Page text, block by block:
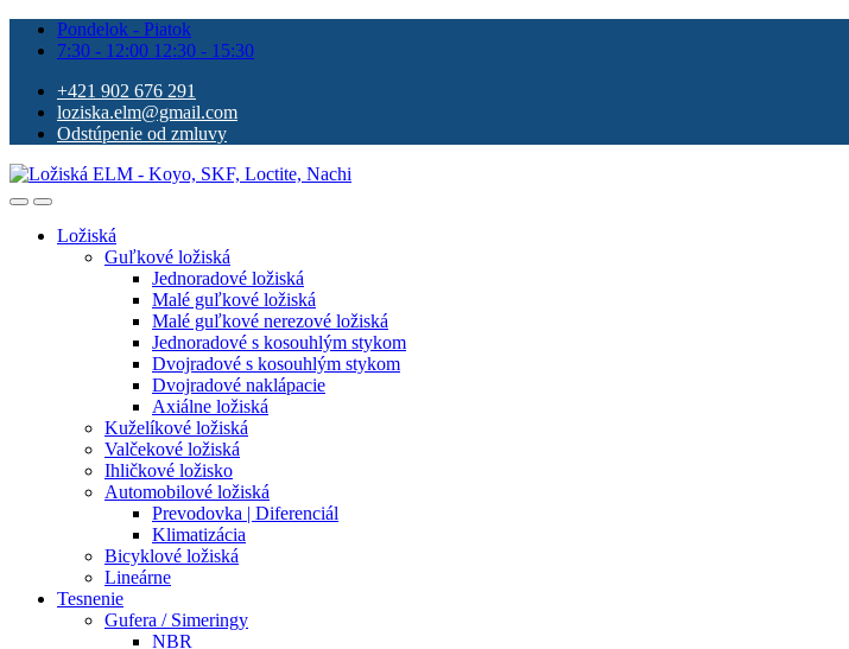
Pondelok - Piatok
7:30 - 12:00 12:30 - 15:30
+421 902 676 291
loziska.elm@gmail.com
Odstúpenie od zmluvy
Ložiská
Guľkové ložiská
Jednoradové ložiská
Malé guľkové ložiská
Malé guľkové nerezové ložiská
Jednoradové s kosouhlým stykom
Dvojradové s kosouhlým stykom
Dvojradové naklápacie
Axiálne ložiská
Kuželíkové ložiská
Valčekové ložiská
Ihličkové ložisko
Automobilové ložiská
Prevodovka | Diferenciál
Klimatizácia
Bicyklové ložiská
Lineárne
Tesnenie
Gufera / Simeringy
NBR